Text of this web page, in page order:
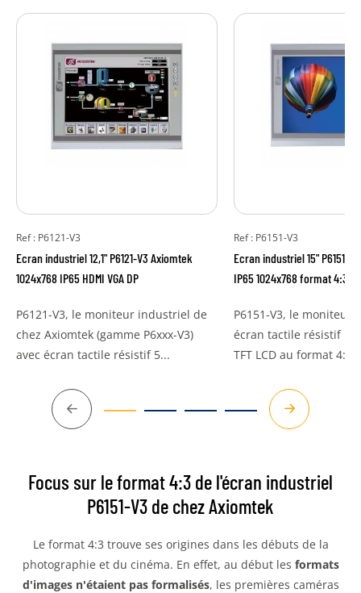
Ref : P6121-V3
Ecran industriel 12,1" P6121-V3 Axiomtek
1024x768 IP65 HDMI VGA DP
P6121-V3, le moniteur industriel de
chez Axiomtek (gamme P6xxx-V3)
avec écran tactile résistif 5...
Ref : P6151-V3
Ecran industriel 15" P6151-
IP65 1024x768 format 4:3
P6151-V3, le moniteur
écran tactile résistif 15
TFT LCD au format
Précédent Suivant
Focus sur le format 4:3 de l'écran industriel
P6151-V3 de chez Axiomtek
Le format 4:3 trouve ses origines dans les débuts de la
photographie et du cinéma. En effet, au début les formats
d'images n'étaient pas formalisés, les premières caméras